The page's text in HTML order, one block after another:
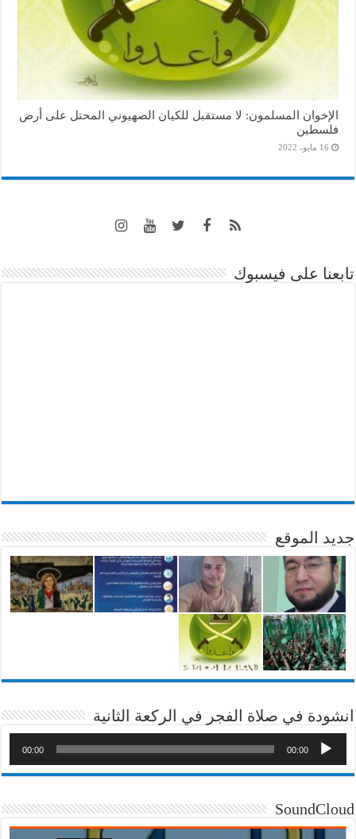
الإخوان المسلمون: لا مستقبل للكيان الصهيوني المحتل على أرض
فلسطين
16 مايو، 2022
تابعنا على فيسبوك
جديد الموقع
انشودة في صلاة الفجر في الركعة الثانية
00:00
00:00
SoundCloud